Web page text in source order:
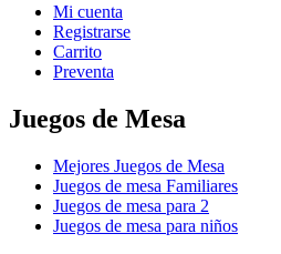
Mi cuenta
Registrarse
Carrito
Preventa
Juegos de Mesa
Mejores Juegos de Mesa
Juegos de mesa Familiares
Juegos de mesa para 2
Juegos de mesa para niños